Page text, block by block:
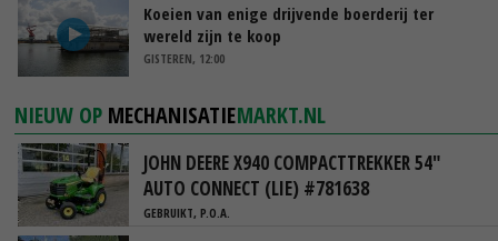
Koeien van enige drijvende boerderij ter
wereld zijn te koop
GISTEREN, 12:00
NIEUW OP MECHANISATIEMARKT.NL
JOHN DEERE X940 COMPACTTREKKER 54"
AUTO CONNECT (LIE) #781638
GEBRUIKT, P.O.A.